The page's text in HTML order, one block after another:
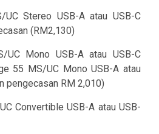
Stereo USB-A atau USB-C
(RM2,130)
UC Mono USB-A atau USB-C
55 MS/UC Mono USB-A atau
pengecasan RM 2,010)
Convertible USB-A atau USB-